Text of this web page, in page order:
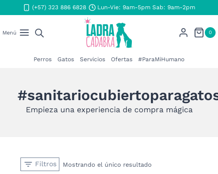
al
(+57) 323 886 6828 Lun-Vie: 9am-5pm Sab: 9am-2pm
Menú 0
Perros Gatos Servicios Ofertas #ParaMiHumano
Empieza una experiencia de compra mágica
Filtros Mostrando el único resultado